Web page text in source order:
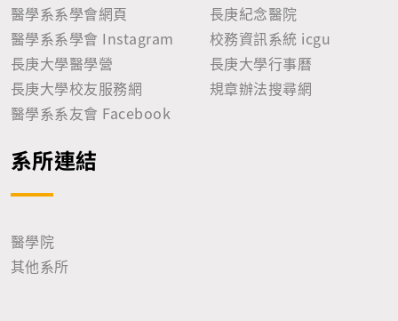
醫學系系學會網頁
醫學系系學會 Instagram
長庚大學醫學營
長庚大學校友服務網
醫學系系友會 Facebook
長庚紀念醫院
校務資訊系統 icgu
長庚大學行事曆
規章辦法搜尋網
系所連結
醫學院
其他系所